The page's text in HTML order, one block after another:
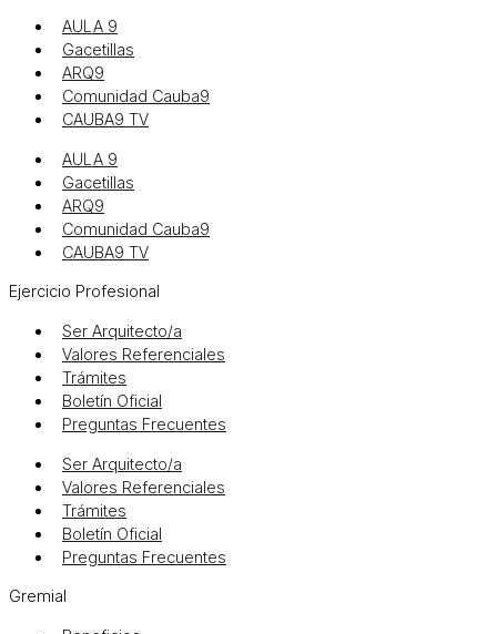
AULA 9
Gacetillas
ARQ9
Comunidad Cauba9
CAUBA9 TV
AULA 9
Gacetillas
ARQ9
Comunidad Cauba9
CAUBA9 TV
Ejercicio Profesional
Ser Arquitecto/a
Valores Referenciales
Trámites
Boletín Oficial
Preguntas Frecuentes
Ser Arquitecto/a
Valores Referenciales
Trámites
Boletín Oficial
Preguntas Frecuentes
Gremial